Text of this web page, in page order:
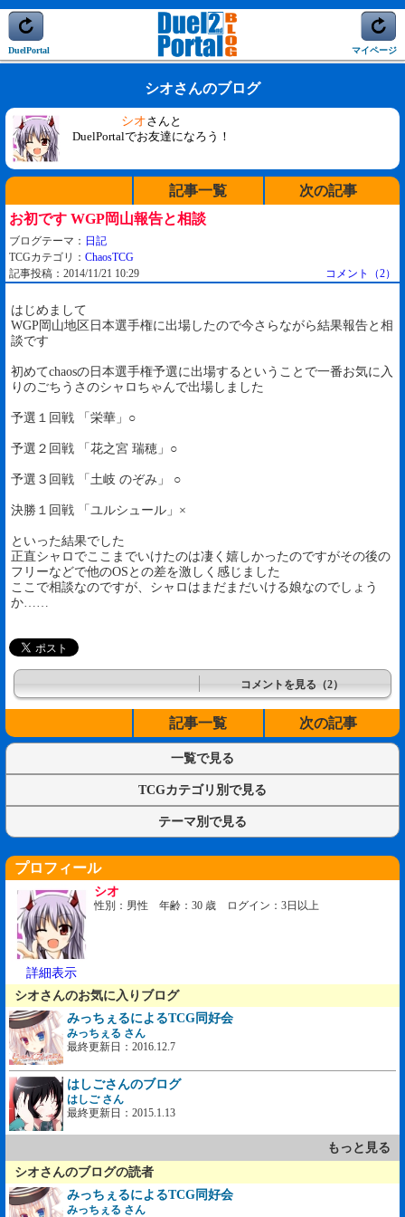
DuelPortal マイページ
シオさんのブログ
シオさんと
DuelPortalでお友達になろう！
記事一覧
次の記事
お初です WGP岡山報告と相談
ブログテーマ： 日記
TCGカテゴリ： ChaosTCG
記事投稿：2014/11/21 10:29
コメント（2）
はじめまして
WGP岡山地区日本選手権に出場したので今さらながら結果報告と相
談です
初めてchaosの日本選手権予選に出場するということで一番お気に入
りのごちうさのシャロちゃんで出場しました
予選１回戦 「栄華」○
予選２回戦 「花之宮 瑞穂」○
予選３回戦 「土岐 のぞみ」 ○
決勝１回戦 「ユルシュール」×
といった結果でした
正直シャロでここまでいけたのは凄く嬉しかったのですがその後の
フリーなどで他のOSとの差を激しく感じました
ここで相談なのですが、シャロはまだまだいける娘なのでしょう
か……
コメントを見る（2）
記事一覧 次の記事
一覧で見る
TCGカテゴリ別で見る
テーマ別で見る
プロフィール
詳細表示
シオ
性別：男性 年齢：30 歳 ログイン：3日以上
シオさんのお気に入りブログ
みっちぇるによるTCG同好会
みっちぇる さん
最終更新日：2016.12.7
はしごさんのブログ
はしご さん
最終更新日：2015.1.13
もっと見る
シオさんのブログの読者
みっちぇるによるTCG同好会
みっちぇる さん